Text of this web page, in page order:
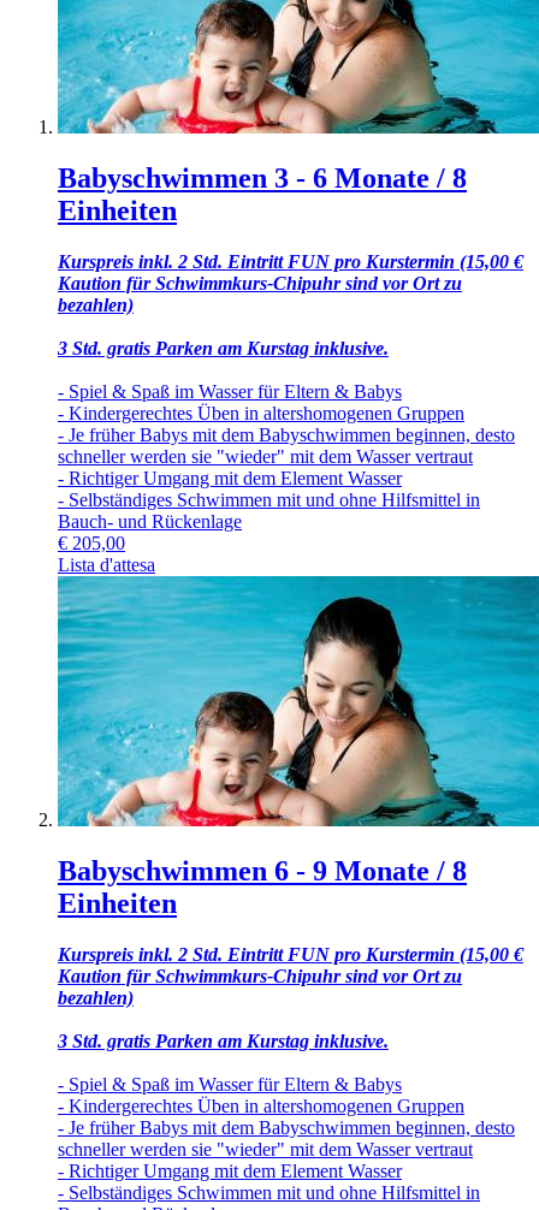
Babyschwimmen 3 - 6 Monate / 8
Einheiten
Kurspreis inkl. 2 Std. Eintritt FUN pro Kurstermin (15,00 €
Kaution für Schwimmkurs-Chipuhr sind vor Ort zu
bezahlen)
3 Std. gratis Parken am Kurstag inklusive.
- Spiel & Spaß im Wasser für Eltern & Babys
- Kindergerechtes Üben in altershomogenen Gruppen
- Je früher Babys mit dem Babyschwimmen beginnen, desto
schneller werden sie "wieder" mit dem Wasser vertraut
- Richtiger Umgang mit dem Element Wasser
- Selbständiges Schwimmen mit und ohne Hilfsmittel in
Bauch- und Rückenlage
€ 205,00
Lista d'attesa
Babyschwimmen 6 - 9 Monate / 8
Einheiten
Kurspreis inkl. 2 Std. Eintritt FUN pro Kurstermin (15,00 €
Kaution für Schwimmkurs-Chipuhr sind vor Ort zu
bezahlen)
3 Std. gratis Parken am Kurstag inklusive.
- Spiel & Spaß im Wasser für Eltern & Babys
- Kindergerechtes Üben in altershomogenen Gruppen
- Je früher Babys mit dem Babyschwimmen beginnen, desto
schneller werden sie "wieder" mit dem Wasser vertraut
- Richtiger Umgang mit dem Element Wasser
- Selbständiges Schwimmen mit und ohne Hilfsmittel in